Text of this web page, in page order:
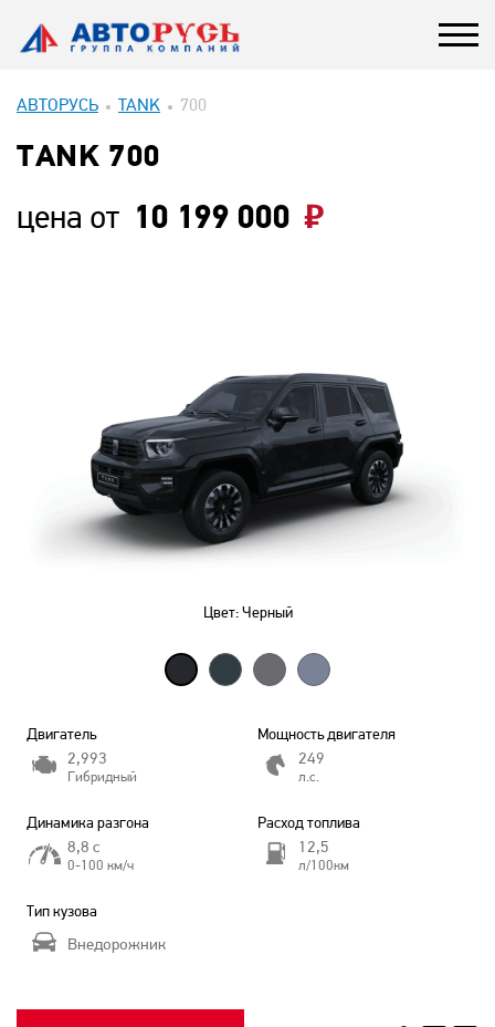
АВТОРУСЬ TANK 700
ТANK 700
цена от 10 199 000
Цвет: Черный
Двигатель
2,993
Гибридный
Мощность двигателя
249
л.с.
Динамика разгона
8,8 с
0-100 км/ч
Расход топлива
12,5
л/100км
Тип кузова
Внедорожник